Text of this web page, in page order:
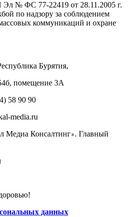
№ ФС 77-22419 от 28.11.2005 г.
по надзору за соблюдением
коммуникаций и охране
Бурятия,
помещение 3А
58 90 90
media.ru
Медиа Консалтинг». Главный
данных